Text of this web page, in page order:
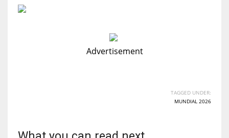
Advertisement
TAGGED UNDER:
MUNDIAL 2026